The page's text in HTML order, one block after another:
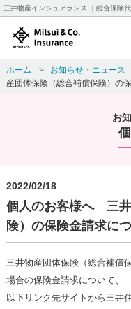
三井物産インシュアランス ｜総合保険
ホーム > お知らせ・ニュース
産団体保険（総合補償保険）の
お
2022/02/18
個人のお客様へ 三
険）の保険金請求に
三井物産団体保険（総合補償
場合の保険金請求について、
以下リンク先サイトから三井